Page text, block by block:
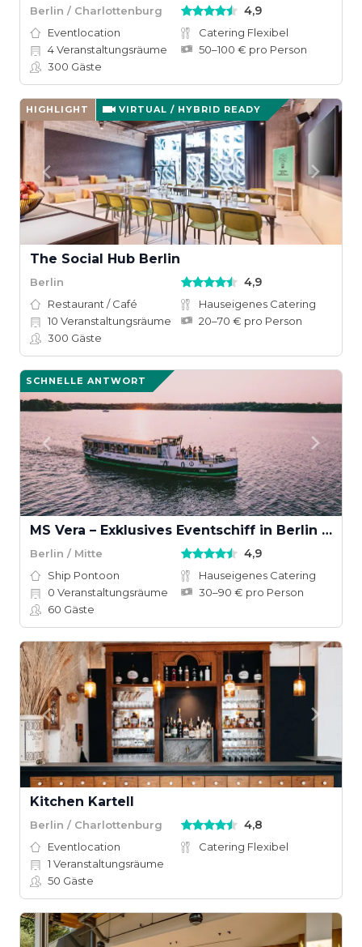
Berlin / Charlottenburg 4,9
Eventlocation
Catering Flexibel
4Veranstaltungsräume
50–100 € pro Person
300 Gäste
HIGHLIGHT VIRTUAL / HYBRID READY
The Social Hub Berlin
Berlin 4,9
Restaurant / Café
Hauseigenes Catering
10 Veranstaltungsräume
20–70 € pro Person
300 Gäste
SCHNELLE ANTWORT
MS Vera – Exklusives Eventschiff in Berlin für Firmenfeiern & private Events
Berlin / Mitte 4,9
Ship Pontoon
Hauseigenes Catering
0 Veranstaltungsräume
30–90 € pro Person
60 Gäste
Kitchen Kartell
Berlin / Charlottenburg 4,8
Eventlocation
Catering Flexibel
1 Veranstaltungsräume
50 Gäste